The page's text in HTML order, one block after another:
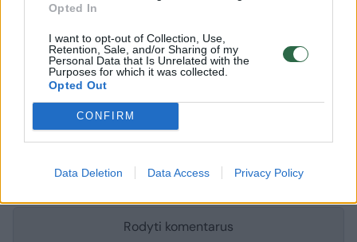
Opted In
I want to opt-out of Collection, Use,
Retention, Sale, and/or Sharing of my
Personal Data that Is Unrelated with the
Purposes for which it was collected.
Opted Out
CONFIRM
Data Deletion Data Access Privacy Policy
avižos avižinė košė
Komentuoti po šiuo straipsniu
Komentuoti gali tik Lrytas registruoti vartotojai.
Prisijunkite prie registruotų vartotojų
bendruomenės ir bendraukite komentaruose!
Rodyti komentarus